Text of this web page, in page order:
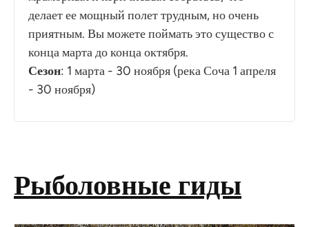
делает ее мощный полет трудным, но очень
приятным. Вы можете поймать это существо с
конца марта до конца октября.
Сезон: 1 марта - 30 ноября (река Соча 1 апреля
- 30 ноября)
Рыболовные гиды